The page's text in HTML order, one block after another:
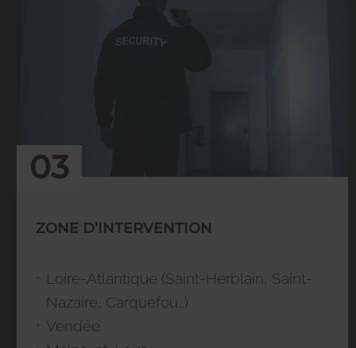
03
ZONE D’INTERVENTION
Loire-Atlantique (Saint-Herblain, Saint-
Nazaire, Carquefou…)
Vendée